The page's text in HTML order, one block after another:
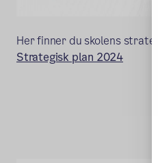
Her finner du skolens
Strategisk plan 2024